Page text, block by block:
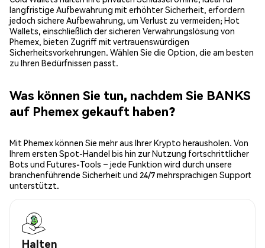
langfristige Aufbewahrung mit erhöhter Sicherheit, erfordern
jedoch sichere Aufbewahrung, um Verlust zu vermeiden; Hot
Wallets, einschließlich der sicheren Verwahrungslösung von
Phemex, bieten Zugriff mit vertrauenswürdigen
Sicherheitsvorkehrungen. Wählen Sie die Option, die am besten
zu Ihren Bedürfnissen passt.
Was können Sie tun, nachdem Sie BANKS
auf Phemex gekauft haben?
Mit Phemex können Sie mehr aus Ihrer Krypto herausholen. Von
Ihrem ersten Spot-Handel bis hin zur Nutzung fortschrittlicher
Bots und Futures-Tools – jede Funktion wird durch unsere
branchenführende Sicherheit und 24/7 mehrsprachigen Support
unterstützt.
Halten